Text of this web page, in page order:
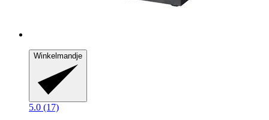
Winkelmandje
5.0 (17)